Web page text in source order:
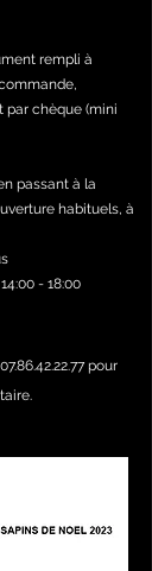
rempli à
par chèque (mini
passant à la
habituels, à
- 18:00
07.86.42.22.77 pour